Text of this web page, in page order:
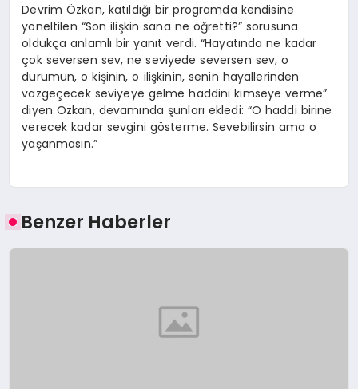
Devrim Özkan, katıldığı bir programda kendisine
yöneltilen “Son ilişkin sana ne öğretti?” sorusuna
oldukça anlamlı bir yanıt verdi. “Hayatında ne kadar
çok seversen sev, ne seviyede seversen sev, o
durumun, o kişinin, o ilişkinin, senin hayallerinden
vazgeçecek seviyeye gelme haddini kimseye verme”
diyen Özkan, devamında şunları ekledi: “O haddi birine
verecek kadar sevgini gösterme. Sevebilirsin ama o
yaşanmasın.”
Benzer Haberler